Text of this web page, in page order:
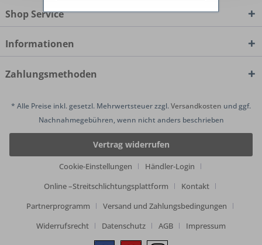
Shop Service
Informationen
Zahlungsmethoden
* Alle Preise inkl. gesetzl. Mehrwertsteuer zzgl.Versandkosten und ggf.
Nachnahmegebühren, wenn nicht anders beschrieben
Vertrag widerrufen
Cookie-Einstellungen
Händler-Login
Online –Streitschlichtungsplattform
Kontakt
Partnerprogramm
Versand und Zahlungsbedingungen
Widerrufsrecht
Datenschutz AGB Impressum